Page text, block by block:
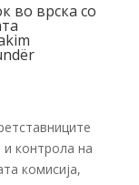
во врска со
и контрола на
комисија,